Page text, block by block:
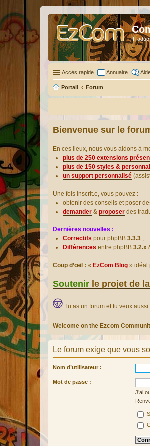
Accès rapide Annuaire Aide
Portail Forum
Bienvenue sur le
En ces lieux, nous vous aidons à
plus de 250 extensions
plus de 150 styles &
un support personnalisé
Une fois inscrit.e, vous pouvez :
obtenir des conseils et poser
demander & proposer des
Dernières nouvelles :
Correctifs pour phpBB 3.3.3 ;
Différences entre phpBB 3.2.x
Coup d’œil : « EzCom Blog » idéal
Soutenir le projet de
Tu as un forum et tu veux
Welcome on the Ezcom
Le forum exige que vous
Nom d’utilisateur :
Mot de passe :
J’ai